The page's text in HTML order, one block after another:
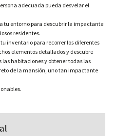
adecuada pueda desvelar el
tu entorno para descubrir la impactante
residentes.
inventario para recorrer los diferentes
elementos detallados y descubre
habitaciones y obtener todas las
de la mansión, uno tan impactante